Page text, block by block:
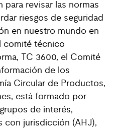
para revisar las normas
riesgos de seguridad
en nuestro mundo en
comité técnico
TC 3600, el Comité
de los
Circular de Productos,
está formado por
de interés,
con jurisdicción (AHJ),